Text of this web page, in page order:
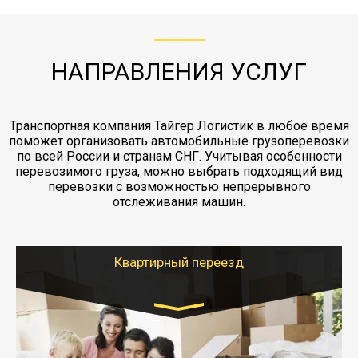
заканчивая выгрузкой в пункте получателя.
НАПРАВЛЕНИЯ УСЛУГ
Транспортная компания Тайгер Логистик в любое время
поможет организовать автомобильные грузоперевозки
по всей России и странам СНГ. Учитывая особенности
перевозимого груза, можно выбрать подходящий вид
перевозки с возможностью непрерывного
отслеживания машин.
Квартирный переезд
Газель: 1,5 и 3 тонны